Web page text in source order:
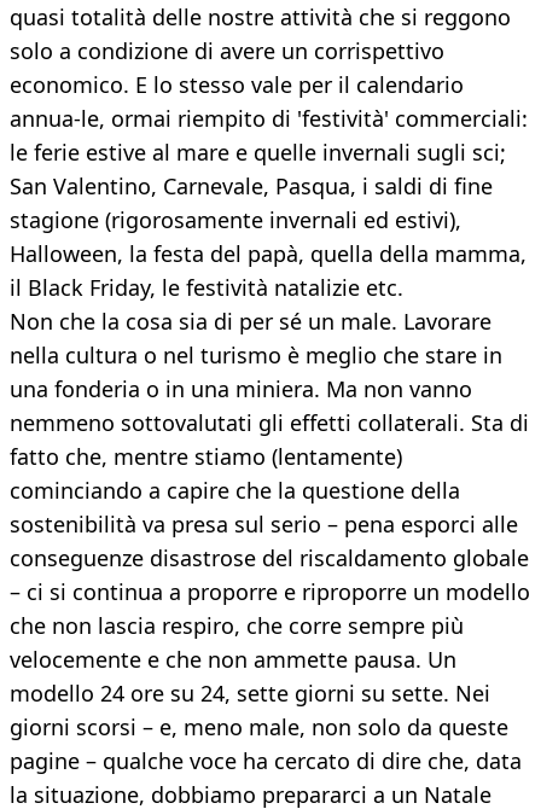
quasi totalità delle nostre attività che si reggono
solo a condizione di avere un corrispettivo
economico. E lo stesso vale per il calendario
annua-le, ormai riempito di 'festività' commerciali:
le ferie estive al mare e quelle invernali sugli sci;
San Valentino, Carnevale, Pasqua, i saldi di fine
stagione (rigorosamente invernali ed estivi),
Halloween, la festa del papà, quella della mamma,
il Black Friday, le festività natalizie etc.
Non che la cosa sia di per sé un male. Lavorare
nella cultura o nel turismo è meglio che stare in
una fonderia o in una miniera. Ma non vanno
nemmeno sottovalutati gli effetti collaterali. Sta di
fatto che, mentre stiamo (lentamente)
cominciando a capire che la questione della
sostenibilità va presa sul serio – pena esporci alle
conseguenze disastrose del riscaldamento globale
– ci si continua a proporre e riproporre un modello
che non lascia respiro, che corre sempre più
velocemente e che non ammette pausa. Un
modello 24 ore su 24, sette giorni su sette. Nei
giorni scorsi – e, meno male, non solo da queste
pagine – qualche voce ha cercato di dire che, data
la situazione, dobbiamo prepararci a un Natale